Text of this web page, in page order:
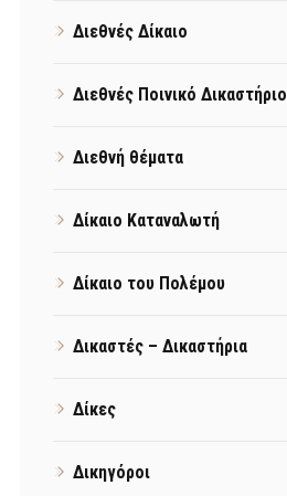
Διεθνές Δίκαιο
Διεθνές Ποινικό Δικαστήριο
Διεθνή θέματα
Δίκαιο Καταναλωτή
Δίκαιο του Πολέμου
Δικαστές – Δικαστήρια
Δίκες
Δικηγόροι